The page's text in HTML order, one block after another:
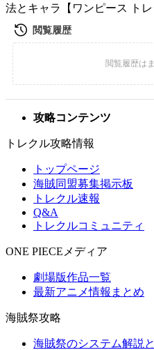
法とキャラ【ワンピース トレ
攻略コンテンツ
トレクル攻略情報
トップページ
海賊同盟募集掲示板
トレクル速報
Q&A
トレクルコミュニティ
ONE PIECEメディア
劇場版作品一覧
最新アニメ情報まとめ
海賊祭攻略
海賊祭のシステム解説